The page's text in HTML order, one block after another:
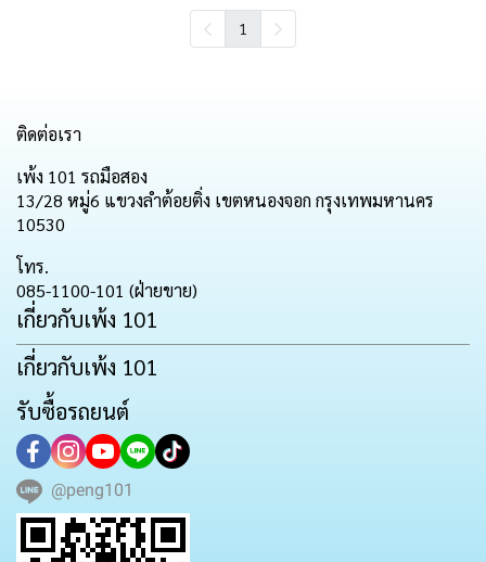
1
ติดต่อเรา
เพ้ง 101 รถมือสอง
13/28 หมู่6 แขวงลำต้อยติ่ง เขตหนองจอก กรุงเทพมหานคร
10530
โทร.
085-1100-101 (ฝ่ายขาย)
เกี่ยวกับเพ้ง 101
เกี่ยวกับเพ้ง 101
รับซื้อรถยนต์
@peng101